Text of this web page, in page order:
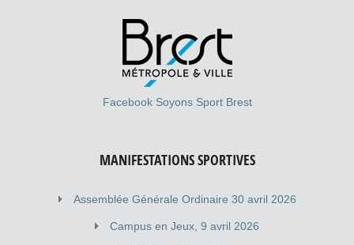
Facebook Soyons Sport Brest
MANIFESTATIONS SPORTIVES
Assemblée Générale Ordinaire 30 avril 2026
Campus en Jeux, 9 avril 2026